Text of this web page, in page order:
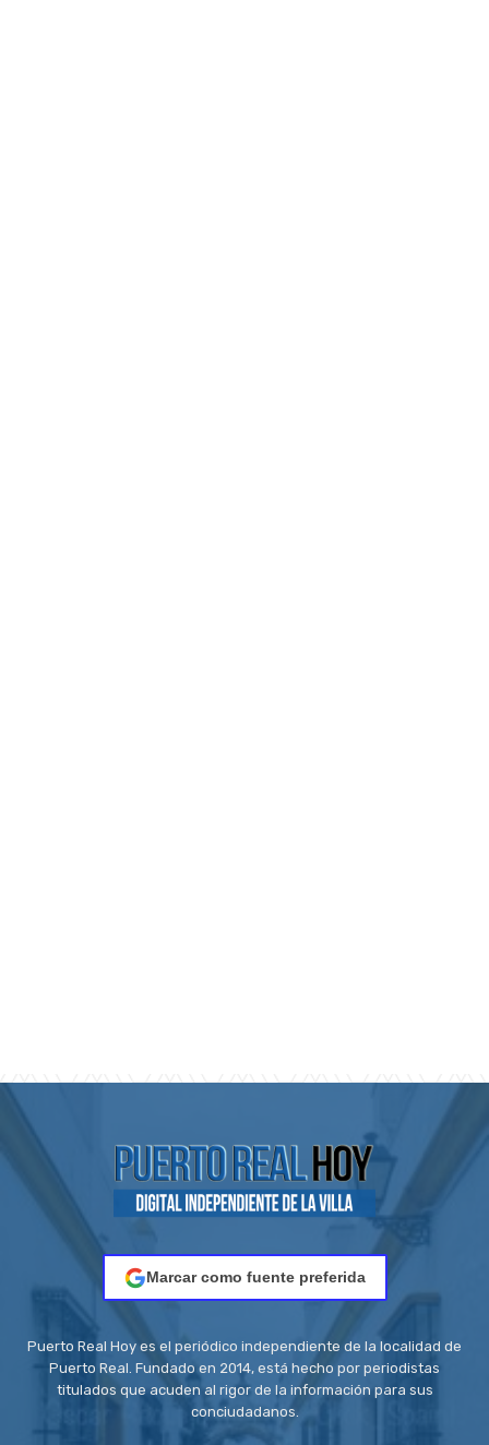
Marcar como fuente preferida
Puerto Real Hoy es el periódico independiente de la localidad de
Puerto Real. Fundado en 2014, está hecho por periodistas
titulados que acuden al rigor de la información para sus
conciudadanos.